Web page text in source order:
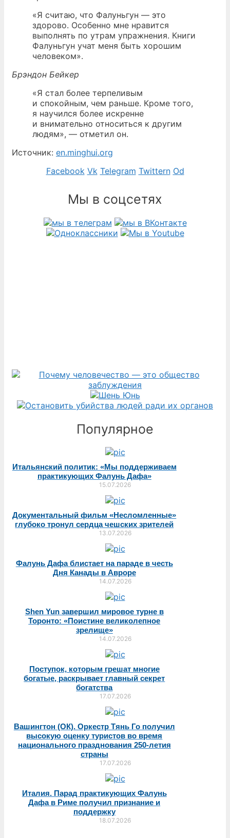
«Я считаю, что Фалуньгун — это
здорово. Особенно мне нравится
выполнять по утрам упражнения. Книги
Фалуньгун учат меня быть хорошим
человеком».
Брэндон Бейкер
«Я стал более терпеливым
и спокойным, чем раньше. Кроме того,
я научился более искренне
и внимательно относиться к другим
людям», — отметил он.
Источник: en.minghui.org
Facebook Vk Telegram Twittern Od
Мы в соцсетях
Популярное
Итальянский политик: «Мы поддерживаем
практикующих Фалунь Дафа»
15.07.2026
Документальный фильм «Несломленные»
глубоко тронул сердца чешских зрителей
13.07.2026
Фалунь Дафа блистает на параде в честь
Дня Канады в Авроре
14.07.2026
Shen Yun завершил мировое турне в
Торонто: «Поистине великолепное
зрелище»
14.07.2026
Поступок, которым грешат многие
богатые, раскрывает главный секрет
богатства
17.07.2026
Вашингтон (ОК). Оркестр Тянь Го получил
высокую оценку туристов во время
национального празднования 250-летия
страны
17.07.2026
Италия. Парад практикующих Фалунь
Дафа в Риме получил признание и
поддержку
18.07.2026